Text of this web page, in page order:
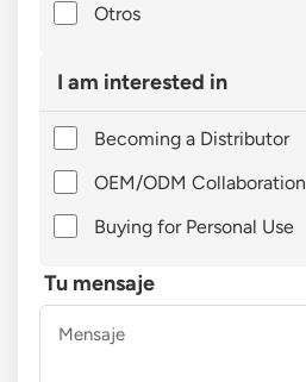
Otros
I am interested in
Becoming a Distributor
OEM/ODM Collaboration
Buying for Personal Use
Tu mensaje